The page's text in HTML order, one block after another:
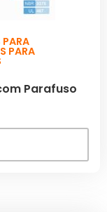
PARA
Parafuso